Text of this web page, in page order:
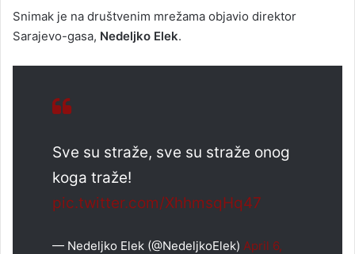
Snimak je na društvenim mrežama objavio direktor
Sarajevo-gasa, Nedeljko Elek.
Sve su straže, sve su straže onog
koga traže!
pic.twitter.com/XhhmsqHq47
— Nedeljko Elek (@NedeljkoElek) April 6,